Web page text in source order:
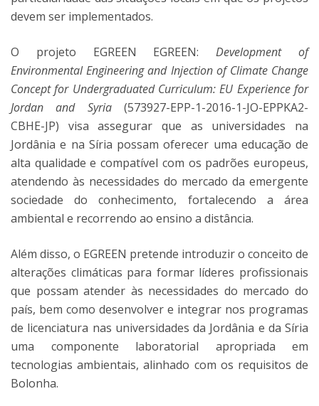
devem ser implementados.
O projeto EGREEN EGREEN:Development of
Environmental Engineering and Injection of Climate Change
Concept for Undergraduated Curriculum: EU Experience for
Jordan and Syria(573927-EPP-1-2016-1-JO-EPPKA2-
CBHE-JP) visa assegurar que as universidades na
Jordânia e na Síria possam oferecer uma educação de
alta qualidade e compatível com os padrões europeus,
atendendo às necessidades do mercado da emergente
sociedade do conhecimento, fortalecendo a área
ambiental e recorrendo ao ensino a distância.
Além disso, o EGREEN pretende introduzir o conceito de
alterações climáticas para formar líderes profissionais
que possam atender às necessidades do mercado do
país, bem como desenvolver e integrar nos programas
de licenciatura nas universidades da Jordânia e da Síria
uma componente laboratorial apropriada em
tecnologias ambientais, alinhado com os requisitos de
Bolonha.